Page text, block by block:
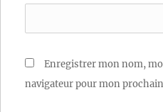
Enregistrer mon nom,
navigateur pour mon